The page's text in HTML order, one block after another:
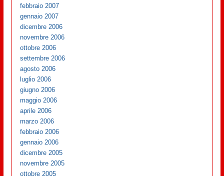
febbraio 2007
gennaio 2007
dicembre 2006
novembre 2006
ottobre 2006
settembre 2006
agosto 2006
luglio 2006
giugno 2006
maggio 2006
aprile 2006
marzo 2006
febbraio 2006
gennaio 2006
dicembre 2005
novembre 2005
ottobre 2005